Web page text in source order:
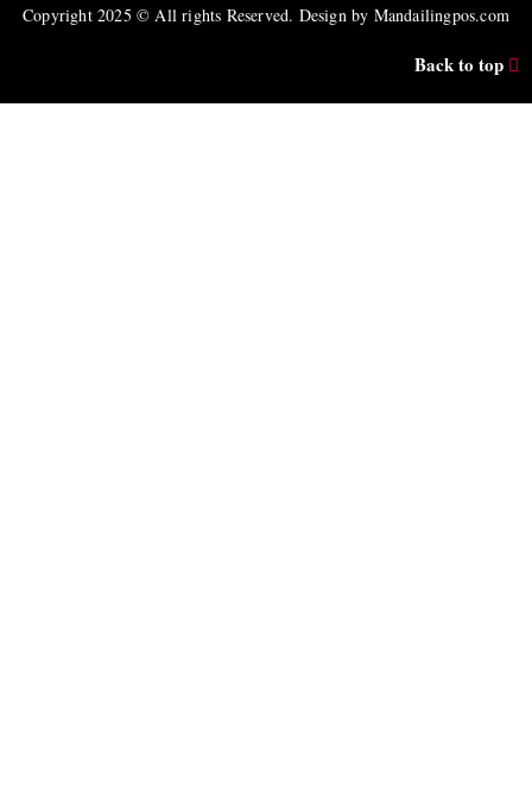
Copyright 2025 © All rights Reserved. Design by Mandailingpos.com
Back to top